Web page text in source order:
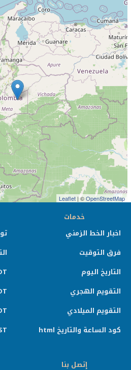
Leaflet | ©OpenStreetMap
خدمات
اخبار الخط الزمني
فرق التوقيت
التاريخ اليوم
التقويم الهجري
التقويم الميلادي
كود الساعة والتاريخ html
إتصل بنا